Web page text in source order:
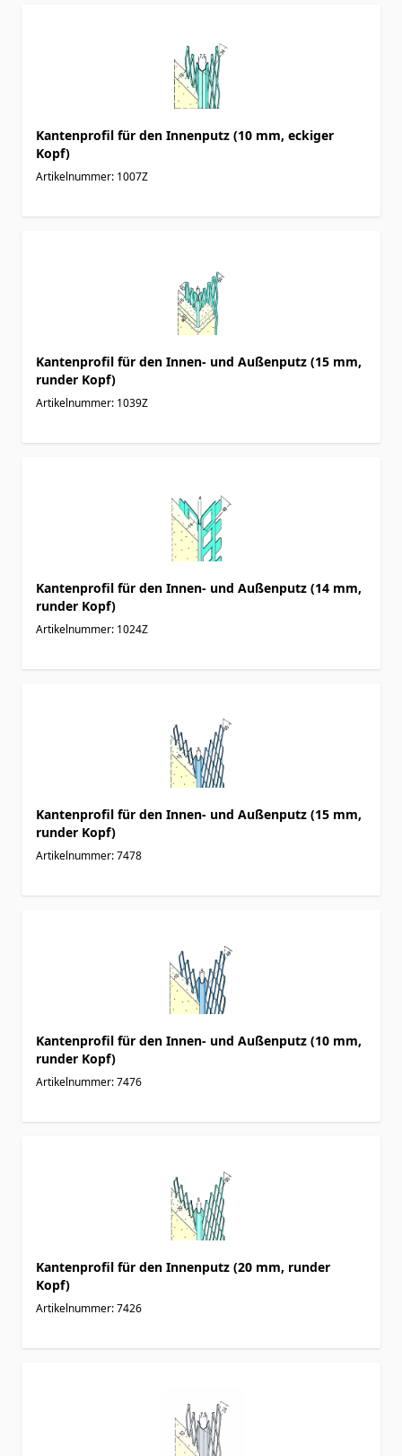
Kantenprofil für den Innenputz (10 mm, eckiger
Kopf)
Artikelnummer: 1007Z
Kantenprofil für den Innen- und Außenputz (15 mm,
runder Kopf)
Artikelnummer: 1039Z
Kantenprofil für den Innen- und Außenputz (14 mm,
runder Kopf)
Artikelnummer: 1024Z
Kantenprofil für den Innen- und Außenputz (15 mm,
runder Kopf)
Artikelnummer: 7478
Kantenprofil für den Innen- und Außenputz (10 mm,
runder Kopf)
Artikelnummer: 7476
Kantenprofil für den Innenputz (20 mm, runder
Kopf)
Artikelnummer: 7426